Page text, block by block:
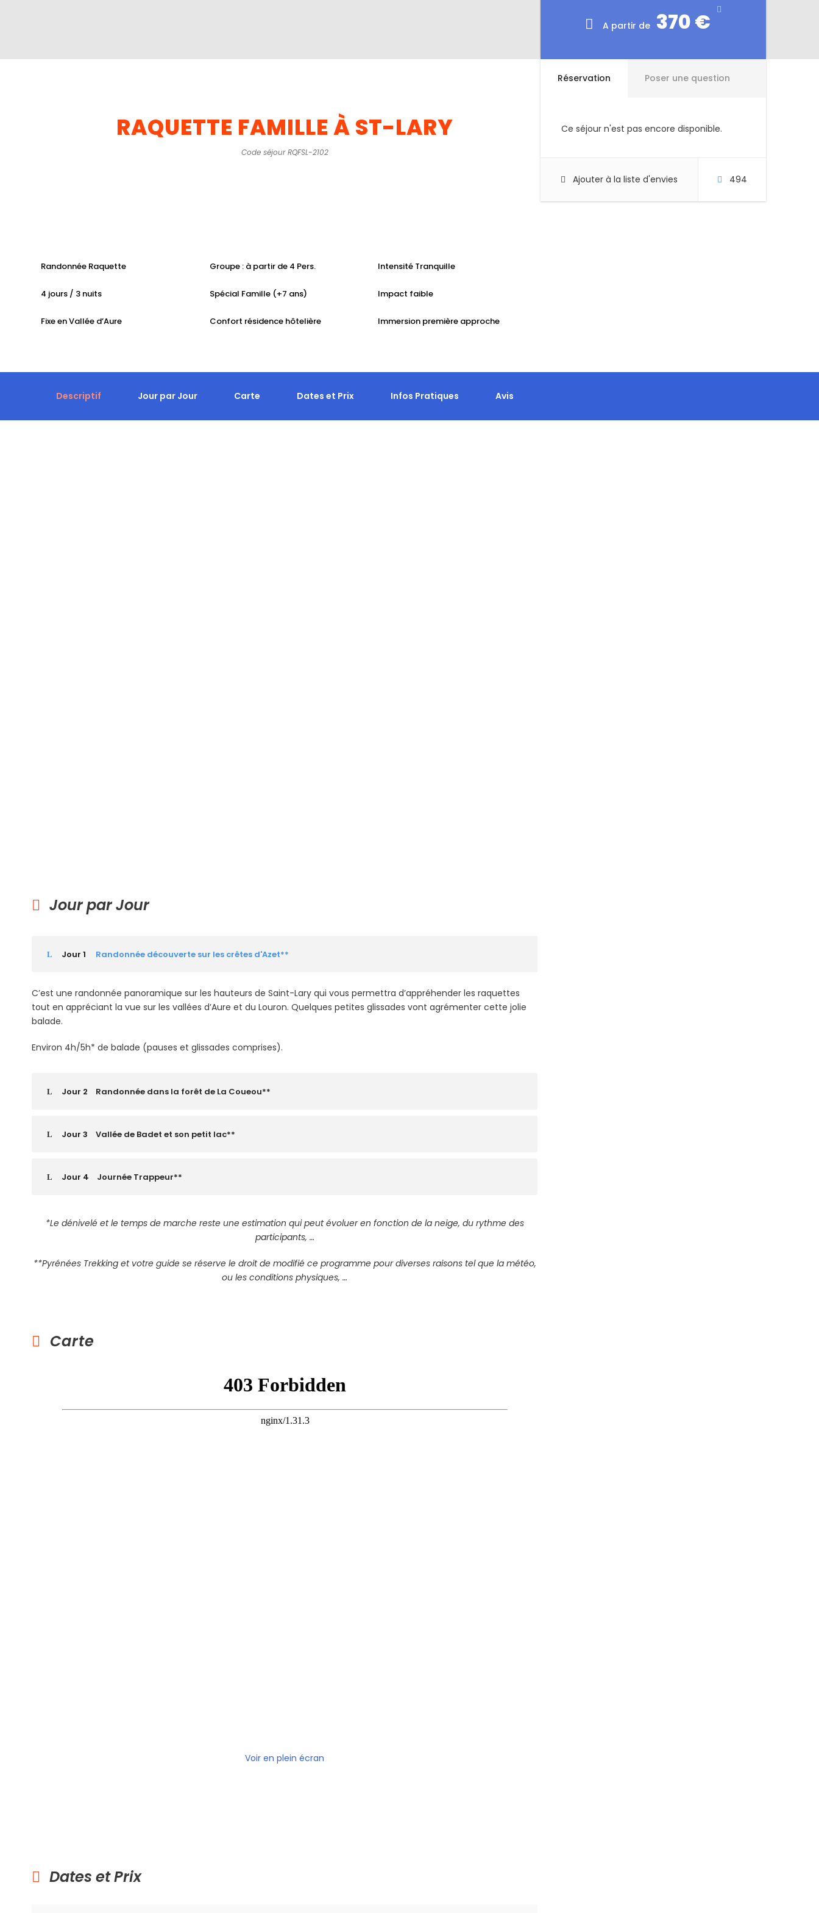
A partir de 370 €
Réservation Poser une question
Ce séjour n'est pas encore disponible.
Ajouter à la liste d'envies 494
RAQUETTE FAMILLE À ST-LARY
Code séjour RQFSL-2102
Randonnée Raquette Groupe : à partir de 4 Pers. Intensité Tranquille
4 jours / 3 nuits Spécial Famille (+7 ans) Impact faible
Fixe en Vallée d’Aure Confort résidence hôtelière Immersion première approche
Descriptif Jour par Jour Carte Dates et Prix Infos Pratiques Avis
Jour par Jour
Jour 1 Randonnée découverte sur les crêtes d'Azet**
C’est une randonnée panoramique sur les hauteurs de Saint-Lary qui vous permettra d’appréhender les raquettes
tout en appréciant la vue sur les vallées d’Aure et du Louron. Quelques petites glissades vont agrémenter cette jolie
balade.
Environ 4h/5h* de balade (pauses et glissades comprises).
Jour 2 Randonnée dans la forêt de La Coueou**
Jour 3 Vallée de Badet et son petit lac**
Jour 4 Journée Trappeur**
*Le dénivelé et le temps de marche reste une estimation qui peut évoluer en fonction de la neige, du rythme des
participants, …
**Pyrénées Trekking et votre guide se réserve le droit de modifié ce programme pour diverses raisons tel que la météo,
ou les conditions physiques, …
Carte
Voir en plein écran
Dates et Prix